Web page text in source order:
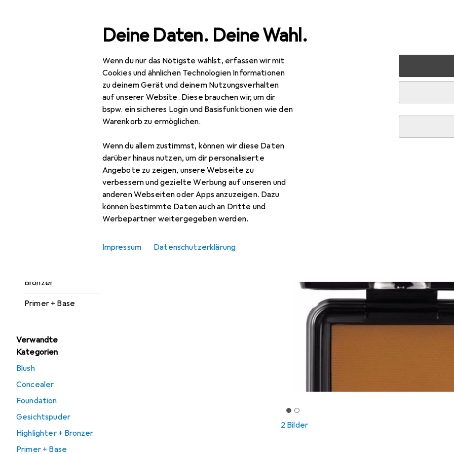
Deine Daten. Deine Wahl.
Wenn du nur das Nötigste wählst, erfassen wir mit
Cookies und ähnlichen Technologien Informationen
zu deinem Gerät und deinem Nutzungsverhalten
auf unserer Website. Diese brauchen wir, um dir
bspw. ein sicheres Login und Basisfunktionen wie den
Warenkorb zu ermöglichen.
Wenn du allem zustimmst, können wir diese Daten
darüber hinaus nutzen, um dir personalisierte
Angebote zu zeigen, unsere Webseite zu
verbessern und gezielte Werbung auf unseren und
anderen Webseiten oder Apps anzuzeigen. Dazu
können bestimmte Daten auch an Dritte und
Werbepartner weitergegeben werden.
Impressum Datenschutzerklärung
Navigation nach Kategorien
Bronzer
Primer + Base
Verwandte
Kategorien
Blush
Concealer
Foundation
Gesichtspuder
Highlighter + Bronzer
Primer + Base
Gesamtsortiment Beauty + Gesundheit Make-up
2 Bilder